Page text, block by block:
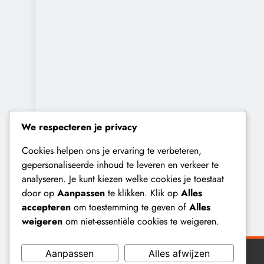
We respecteren je privacy
Cookies helpen ons je ervaring te verbeteren,
gepersonaliseerde inhoud te leveren en verkeer te
analyseren. Je kunt kiezen welke cookies je toestaat
door op Aanpassen te klikken. Klik op Alles
accepteren om toestemming te geven of Alles
weigeren om niet-essentiële cookies te weigeren.
Aanpassen Alles afwijzen